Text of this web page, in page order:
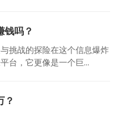
钱吗？
挑战的探险在这个信息爆炸
台，它更像是一个巨...
？